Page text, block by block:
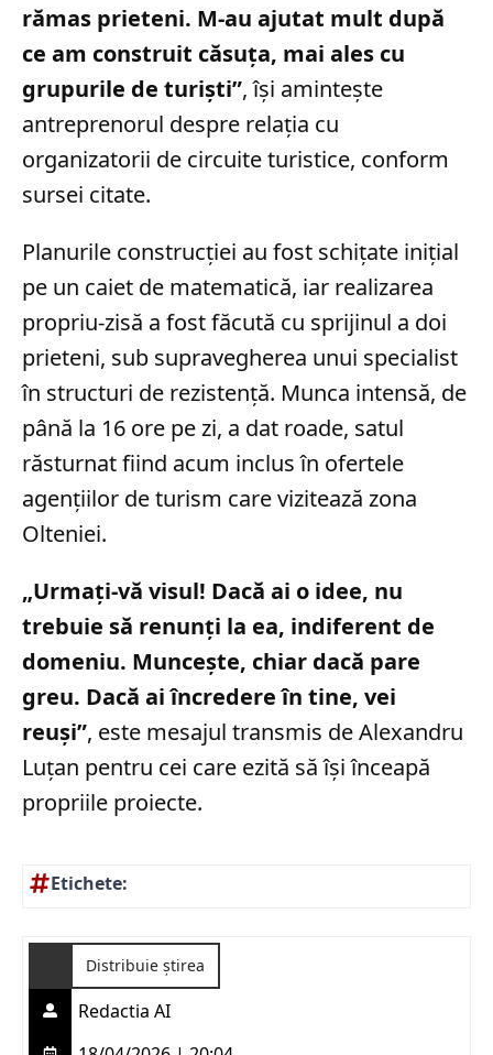
rămas prieteni. M-au ajutat mult după
ce am construit căsuța, mai ales cu
grupurile de turiști”, își amintește
antreprenorul despre relația cu
organizatorii de circuite turistice, conform
sursei citate.
Planurile construcției au fost schițate inițial
pe un caiet de matematică, iar realizarea
propriu-zisă a fost făcută cu sprijinul a doi
prieteni, sub supravegherea unui specialist
în structuri de rezistență. Munca intensă, de
până la 16 ore pe zi, a dat roade, satul
răsturnat fiind acum inclus în ofertele
agențiilor de turism care vizitează zona
Olteniei.
„Urmați-vă visul! Dacă ai o idee, nu
trebuie să renunți la ea, indiferent de
domeniu. Muncește, chiar dacă pare
greu. Dacă ai încredere în tine, vei
reuși”, este mesajul transmis de Alexandru
Luțan pentru cei care ezită să își înceapă
propriile proiecte.
Etichete:
Distribuie știrea
Redactia AI